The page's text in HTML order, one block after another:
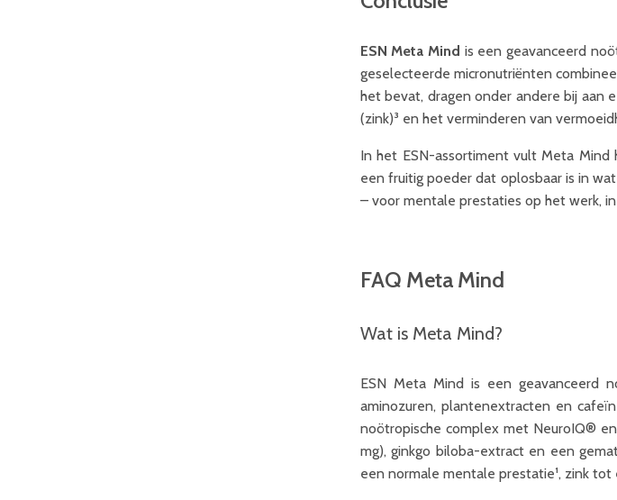
ESN Meta Mind is een geavanceerd
geselecteerde micronutriënten
het bevat, dragen onder andere bij aan
(zink)³ en het verminderen van
In het ESN-assortiment vult Meta
een fruitig poeder dat oplosbaar is in
– voor mentale prestaties op het werk,
FAQ Meta Mind
Wat is Meta Mind?
ESN Meta Mind is een geavanceerd
aminozuren, plantenextracten en
noötropische complex met NeuroIQ®
mg), ginkgo biloba-extract en een
een normale mentale prestatie¹, zink